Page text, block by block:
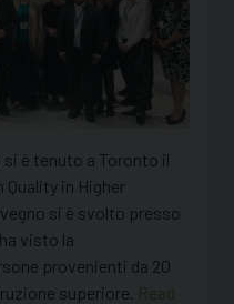
si è tenuto a Toronto il
Quality in Higher
si è svolto presso
visto la
provenienti da 20
superiore. Read